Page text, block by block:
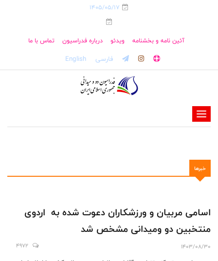
1405/05/17
آئین نامه و بخشنامه ویدئو درباره فدراسیون تماس با ما
فارسی English
-
-
-
-
-
خبرها
اسامی مربیان و ورزشکاران دعوت شده به اردوی
منتخبین دو ومیدانی مشخص شد
1403/08/30
4972